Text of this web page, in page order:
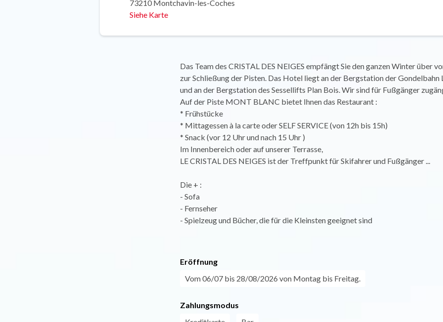
73210 Montchavin-les-Coches
Siehe Karte
Das Team des CRISTAL DES NEIGES empfängt Sie den ganzen Winter über
zur Schließung der Pisten. Das Hotel liegt an der Bergstation der Gondelbahn
und an der Bergstation des Sessellifts Plan Bois. Wir sind für Fußgänger
Auf der Piste MONT BLANC bietet Ihnen das Restaurant :
* Frühstücke
* Mittagessen à la carte oder SELF SERVICE (von 12h bis 15h)
* Snack (vor 12 Uhr und nach 15 Uhr )
Im Innenbereich oder auf unserer Terrasse,
LE CRISTAL DES NEIGES ist der Treffpunkt für Skifahrer und Fußgänger ...
Die + :
- Sofa
- Fernseher
- Spielzeug und Bücher, die für die Kleinsten geeignet sind
Eröffnung
Vom 06/07 bis 28/08/2026 von Montag bis Freitag.
Zahlungsmodus